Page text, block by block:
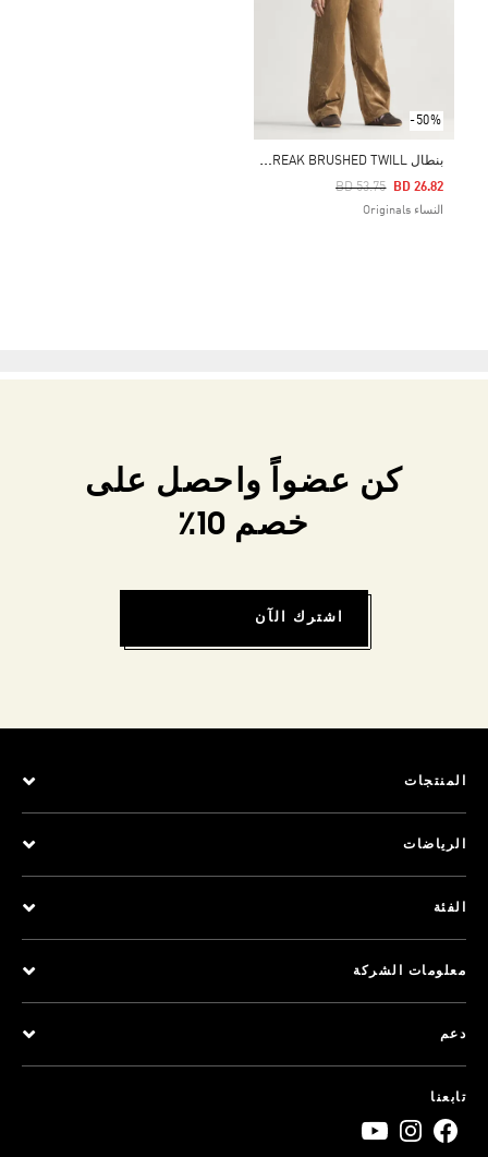
-50%
ب
نطال ADIBREAK BRUSHED TWILL
Price Reduced From
BD 53.75
To BD 26.82
النساء Originals
كن عضواً واحصل على
خصم 10٪
اشترك الآن
المنتجات
الرياضات
الفئة
معلومات الشركة
دعم
تابعنا